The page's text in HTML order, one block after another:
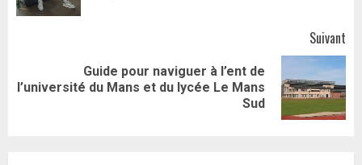
Suivant
Article
Guide pour naviguer à l’ent de
l’université du Mans et du lycée Le Mans
Sud